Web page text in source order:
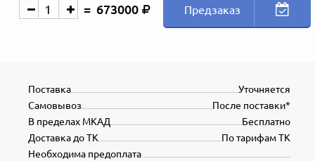
673000 Предзаказ
Уточняется
Поставка
После поставки*
Самовывоз
Бесплатно
В пределах МКАД
По тарифам ТК
Доставка до ТК
Необходима предоплата